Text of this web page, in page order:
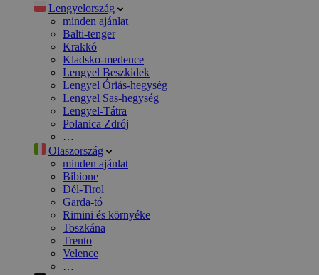
Lengyelország
minden ajánlat
Balti-tenger
Krakkó
Kladsko-medence
Lengyel Beszkidek
Lengyel Óriás-hegység
Lengyel Sas-hegység
Lengyel-Tátra
Polanica Zdrój
…
Olaszország
minden ajánlat
Bibione
Dél-Tirol
Garda-tó
Rimini és környéke
Toszkána
Trento
Velence
…